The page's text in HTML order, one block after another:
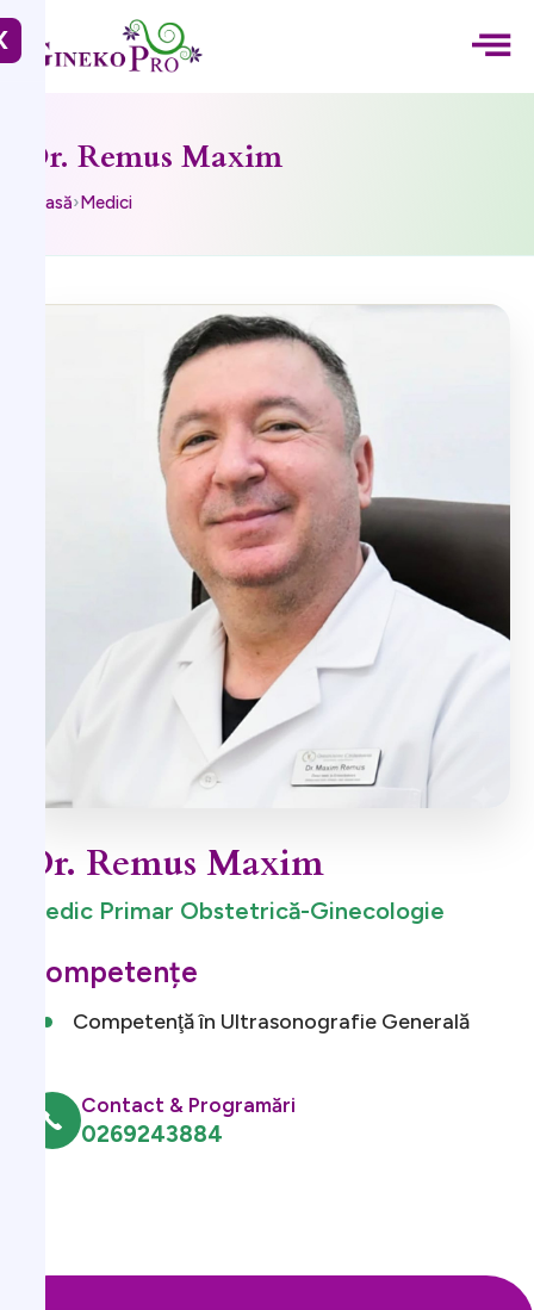
Dr. Remus Maxim
Acasă›Medici
Dr. Remus Maxim
Medic Primar Obstetrică-Ginecologie
Competențe
Competenţă în Ultrasonografie Generală
Contact & Programări
0269243884